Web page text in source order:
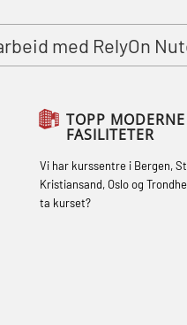
for fiskere
for fiskere
for
med RelyOn
TOPP MODERNE
FASILITETER
Vi har kurssentre i Bergen,
Kristiansand, Oslo og
ta kurset?